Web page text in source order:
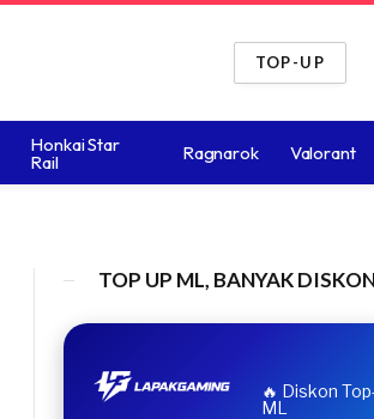
TOP-UP
Honkai Star
Rail Ragnarok Valorant
TOP UP ML, BANYAK
🔥 Diskon
ML